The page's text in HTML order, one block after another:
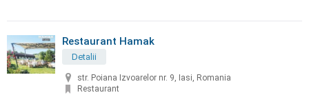
Restaurant Hamak
Detalii
str. Poiana Izvoarelor nr. 9, Iasi, Romania
Restaurant